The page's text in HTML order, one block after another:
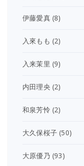
伊藤愛真(8)
入來もも (2)
入来茉里 (9)
内田理央 (2)
和泉芳怜 (2)
大久保桜子 (50)
大原優乃 (93)